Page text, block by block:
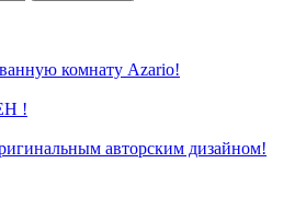
комнату Azario!
!
авторским дизайном!